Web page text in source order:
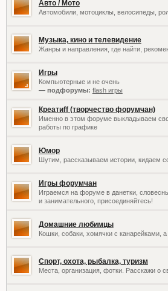
Авто / Мото
Автомобили, мотоциклы, велосипеды,
Музыка, кино и телевидение
Жанры и направления, где найти,
Игры
Компьютерные и не очень
— подфорумы: flash игры
Креатиff (творчество форумчан)
Именно в этом форуме выкладываем
работы по графике
Юмор
Шутим, рассказываем истории, кидаем
Игры форумчан
Играемся на форуме в данетки,
и занимательного, присоединяйтесь!
Домашние любимцы
Кошки, собаки, хомячки с канарейками,
Спорт, охота, рыбалка, туризм
Места, организация, фотки. Расскажи о